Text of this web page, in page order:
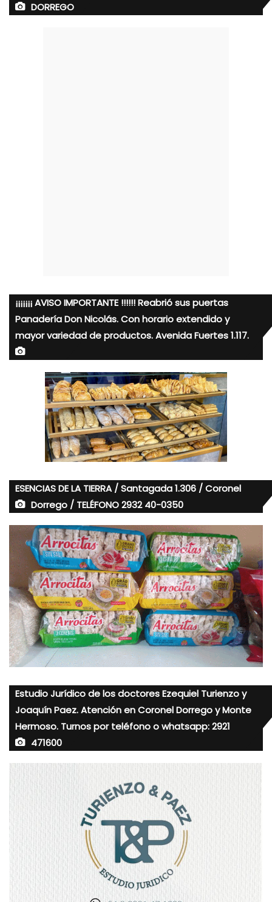
DORREGO
¡¡¡¡¡¡¡ AVISO IMPORTANTE !!!!!! Reabrió sus puertas
Panadería Don Nicolás. Con horario extendido y
mayor variedad de productos. Avenida Fuertes 1.117.
ESENCIAS DE LA TIERRA / Santagada 1.306 / Coronel
Dorrego / TELÉFONO 2932 40-0350
Estudio Jurídico de los doctores Ezequiel Turienzo y
Joaquín Paez. Atención en Coronel Dorrego y Monte
Hermoso. Turnos por teléfono o whatsapp: 2921
471600